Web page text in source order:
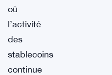
où
l’activité
des
stablecoins
continue